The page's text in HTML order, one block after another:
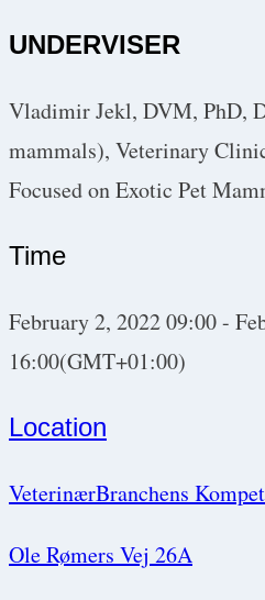
UNDERVISER
Vladimir Jekl, DVM, PhD,
mammals), Veterinary
Focused on Exotic Pet
Time
February 2, 202209:00-
16:00(GMT+01:00)
Location
VeterinærBranchens
Ole Rømers Vej 26A